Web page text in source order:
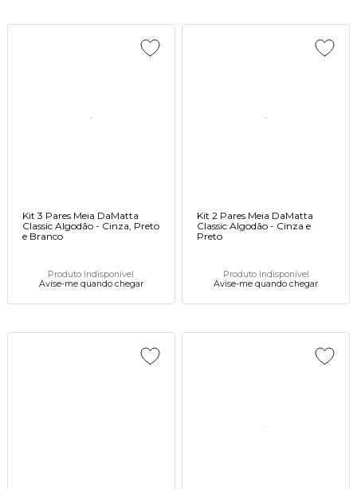
Kit 3 Pares Meia DaMatta
Classic Algodão - Cinza, Preto
e Branco
Produto Indisponível
Avise-me quando chegar
Kit 2 Pares Meia DaMatta
Classic Algodão - Cinza e
Preto
Produto Indisponível
Avise-me quando chegar